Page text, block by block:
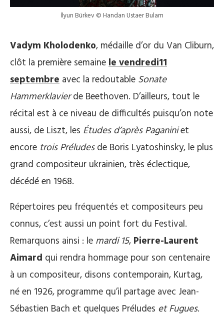
İlyun Bürkev © Handan Ustaer Bulam
Vadym Kholodenko, médaille d’or du Van Cliburn,
clôt la première semainele vendredi11
septembre avec la redoutable Sonate
Hammerklavierde Beethoven. D’ailleurs, tout le
récital est à ce niveau de difficultés puisqu’on note
aussi, de Liszt, les Études d’après Paganiniet
encore trois Préludesde Boris Lyatoshinsky, le plus
grand compositeur ukrainien, très éclectique,
décédé en 1968.
Répertoires peu fréquentés et compositeurs peu
connus, c’est aussi un point fort du Festival.
Remarquons ainsi : le mardi 15, Pierre-Laurent
Aimard qui rendra hommage pour son centenaire
à un compositeur, disons contemporain, Kurtag,
né en 1926, programme qu’il partage avec Jean-
Sébastien Bach et quelques Préludes et Fugues.